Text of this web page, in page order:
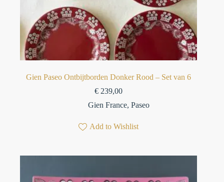
Gien Paseo Ontbijtborden Donker Rood – Set van 6
€ 239,00
Gien France, Paseo
Add to Wishlist